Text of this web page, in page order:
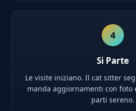
4
Si Parte
Le visite iniziano. Il cat sitter
manda aggiornamenti con foto
parti sereno.